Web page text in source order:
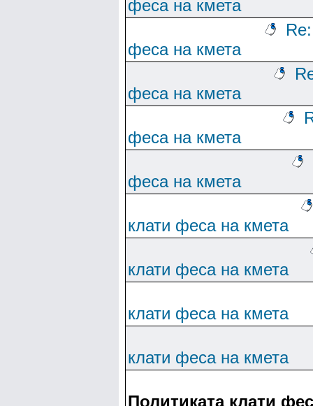
феса на кмета
феса на кмета
феса на кмета
феса на кмета
феса на кмета
клати феса на кмета
клати феса на кмета
клати феса на кмета
клати феса на кмета
Политиката клати